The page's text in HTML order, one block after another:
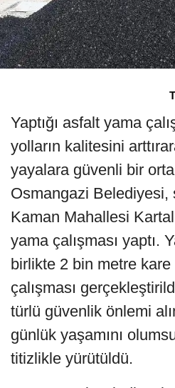
Yaptığı asfalt yama
yolların kalitesini
yayalara güvenli bir
Osmangazi Belediyesi,
Kaman Mahallesi
yama çalışması yaptı.
birlikte 2 bin metre
çalışması
türlü güvenlik önlemi
günlük yaşamını
titizlikle yürütüldü.